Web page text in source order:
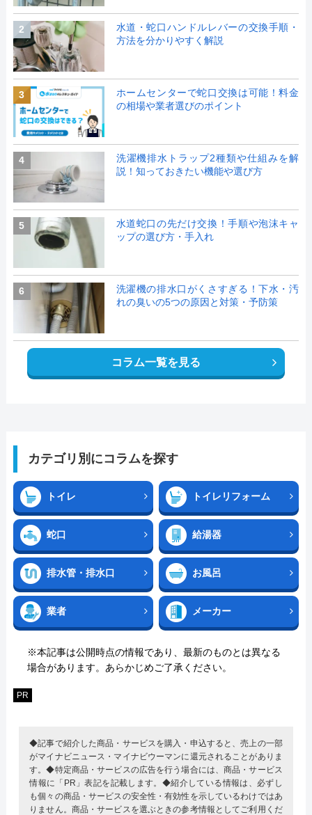
2
水道・蛇口ハンドルレバーの交換手順・
方法を分かりやすく解説
3
ホームセンターで蛇口交換は可能！料金
の相場や業者選びのポイント
4
洗濯機排水トラップ2種類や仕組みを解
説！知っておきたい機能や選び方
5
水道蛇口の先だけ交換！手順や泡沫キャ
ップの選び方・手入れ
6
洗濯機の排水口がくさすぎる！下水・汚
れの臭いの5つの原因と対策・予防策
コラム一覧を見る
カテゴリ別にコラムを探す
トイレ トイレリフォーム
蛇口 給湯器
排水管・排水口 お風呂
業者 メーカー
※本記事は公開時点の情報であり、最新のものとは異なる
場合があります。あらかじめご了承ください。
PR
◆記事で紹介した商品・サービスを購入・申込すると、売上の一部
がマイナビニュース・マイナビウーマンに還元されることがありま
す。◆特定商品・サービスの広告を行う場合には、商品・サービス
情報に「PR」表記を記載します。◆紹介している情報は、必ずし
も個々の商品・サービスの安全性・有効性を示しているわけではあ
りません。商品・サービスを選ぶときの参考情報としてご利用くだ